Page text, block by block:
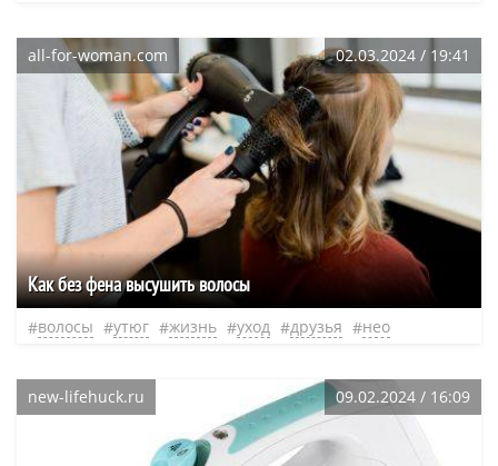
all-for-woman.com 02.03.2024 / 19:41
Как без фена высушить волосы
волосы утюг жизнь уход друзья нео
new-lifehuck.ru 09.02.2024 / 16:09